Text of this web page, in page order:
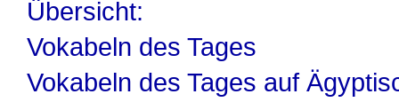
Übersicht:
Vokabeln des Tages
Vokabeln des Tages auf